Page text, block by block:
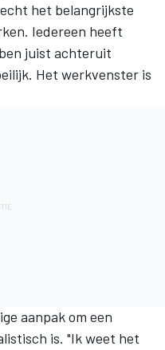
het belangrijkste
Iedereen heeft
juist achteruit
Het werkvenster is
aanpak om een
is. "Ik weet het